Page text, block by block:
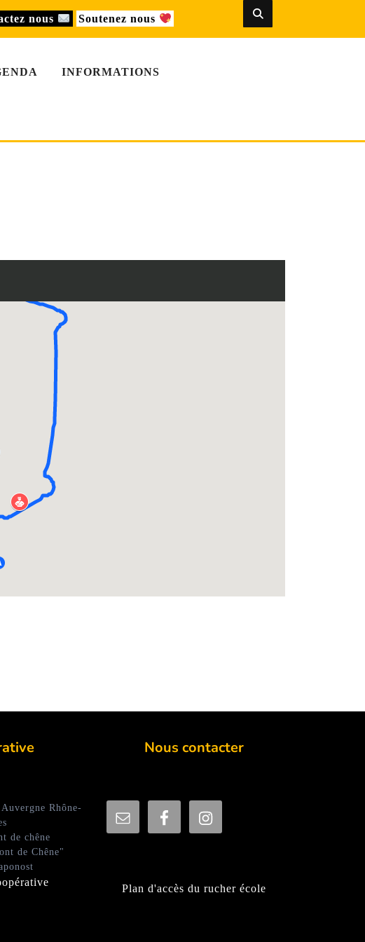
nous Soutenez nous
INFORMATIONS
Rhône-
de chêne
de Chêne"
Nous contacter
Plan d'accès du rucher école